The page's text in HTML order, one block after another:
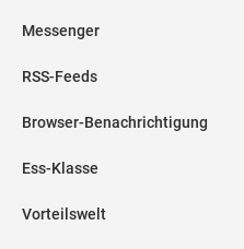
Messenger
RSS-Feeds
Browser-Benachrichtigung
Ess-Klasse
Vorteilswelt